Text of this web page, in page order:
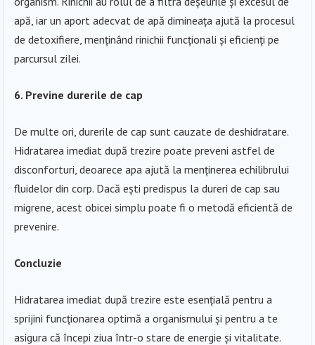
apă, iar un aport adecvat de apă dimineața ajută la procesul
de detoxifiere, menținând rinichii funcționali și eficienți pe
parcursul zilei.
6. Previne durerile de cap
De multe ori, durerile de cap sunt cauzate de deshidratare.
Hidratarea imediat după trezire poate preveni astfel de
disconforturi, deoarece apa ajută la menținerea echilibrului
fluidelor din corp. Dacă ești predispus la dureri de cap sau
migrene, acest obicei simplu poate fi o metodă eficientă de
prevenire.
Concluzie
Hidratarea imediat după trezire este esențială pentru a
sprijini funcționarea optimă a organismului și pentru a te
asigura că începi ziua într-o stare de energie și vitalitate.